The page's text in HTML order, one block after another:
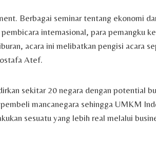
Berbagai seminar tentang ekonomi
internasional, para pemangku
acara ini melibatkan pengisi acara
Atef.
sekitar 20 negara dengan potential
mancanegara sehingga UMKM
sesuatu yang lebih real melalui